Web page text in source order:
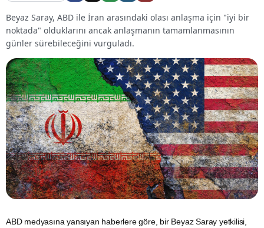
Beyaz Saray, ABD ile İran arasındaki olası anlaşma için "iyi bir
noktada" olduklarını ancak anlaşmanın tamamlanmasının
günler sürebileceğini vurguladı.
ABDmedyasına yansıyan haberlere göre, bir Beyaz Saray yetkilisi,